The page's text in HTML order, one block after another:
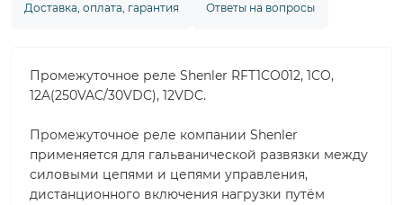
Доставка, оплата, гарантия Ответы на вопросы
Промежуточное реле Shenler RFT1CO012, 1CO,
12A(250VAC/30VDC), 12VDC.
Промежуточное реле компании Shenler
применяется для гальванической развязки между
силовыми цепями и цепями управления,
дистанционного включения нагрузки путём